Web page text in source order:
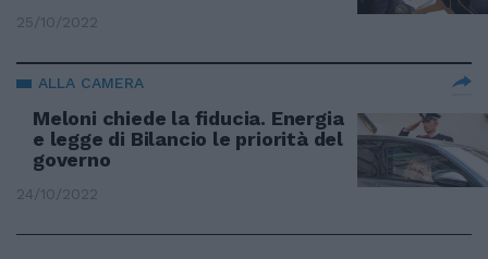
25/10/2022
ALLA CAMERA
Meloni chiede la fiducia. Energia
e legge di Bilancio le priorità del
governo
24/10/2022